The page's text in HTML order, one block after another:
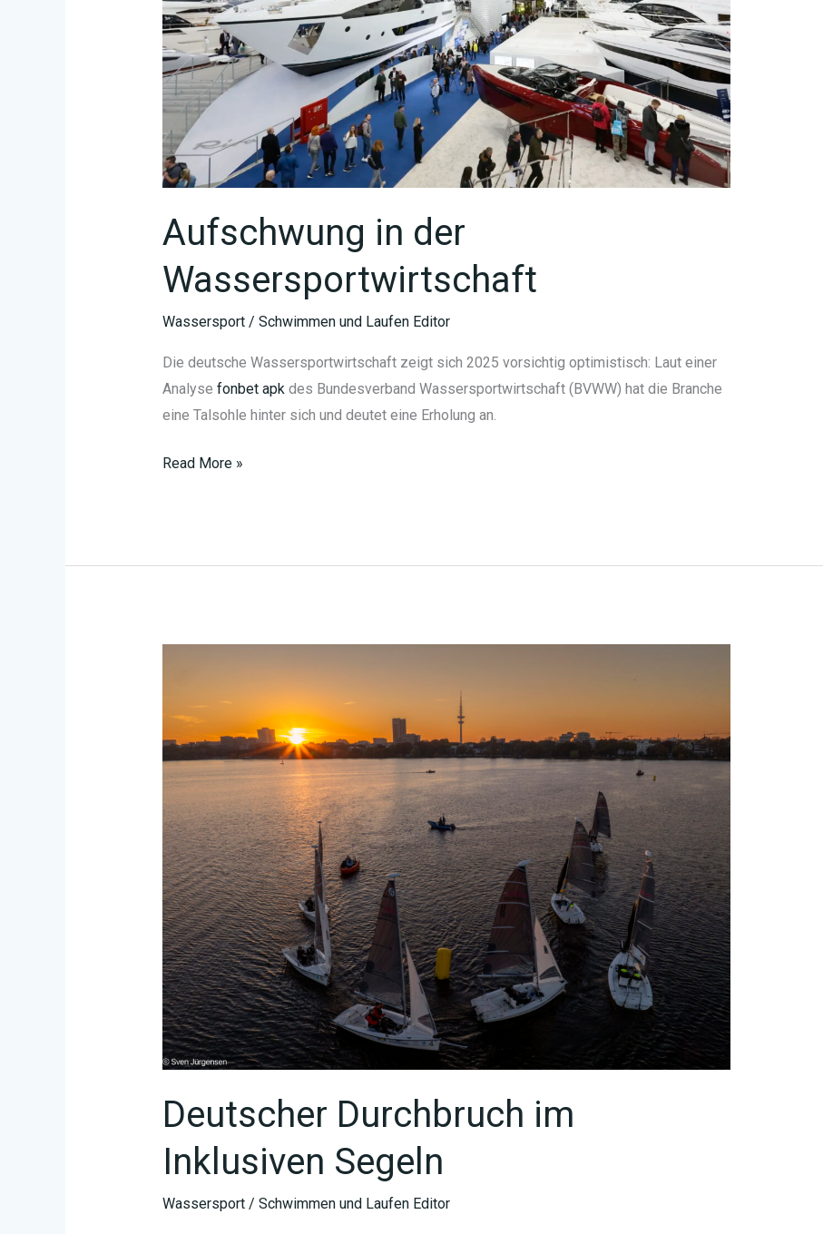
Aufschwung in der
Wassersportwirtschaft
Wassersport/ Schwimmen und Laufen Editor
Die deutsche Wassersportwirtschaft zeigt sich 2025 vorsichtig optimistisch: Laut einer
Analyse fonbet apkdes Bundesverband Wassersportwirtschaft (BVWW) hat die Branche
eine Talsohle hinter sich und deutet eine Erholung an.
Aufschwung
Read More »
Deutscher Durchbruch im
Inklusiven Segeln
Wassersport/ Schwimmen und Laufen Editor